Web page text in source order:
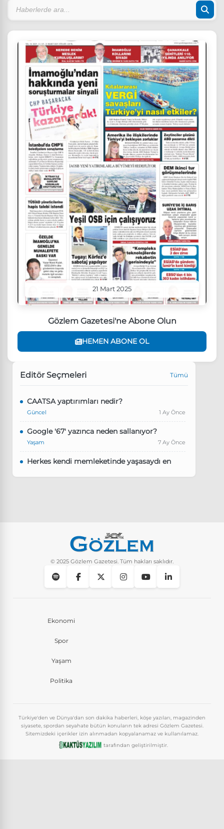
21 Mart 2025
Gözlem Gazetesi'ne Abone Olun
HEMEN ABONE OL
Editör Seçmeleri Tümü
CAATSA yaptırımları nedir?
Güncel 1 Ay Önce
Google '67' yazınca neden sallanıyor?
Yaşam 7 Ay Önce
Herkes kendi memleketinde yaşasaydı en
Instagram’da keşfet nasıl temizlenir?
© 2025 Gözlem Gazetesi. Tüm hakları saklıdır.
Ekonomi
Spor
Yaşam
Politika
Türkiye'den ve Dünya'dan son dakika haberleri, köşe yazıları, magazinden
siyasete, spordan seyahate bütün konuların tek adresi Gözlem Gazetesi.
Sitemizdeki içerikler izin alınmadan kopyalanamaz ve kullanılamaz.
tarafından geliştirilmiştir.